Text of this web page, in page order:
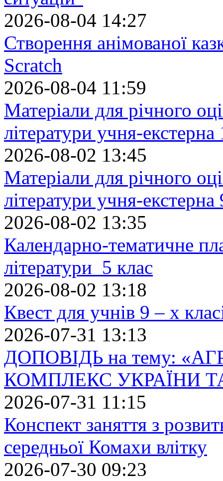
2026-08-04 14:27
Створення анімованої
Scratch
2026-08-04 11:59
Матеріали для річного
літератури учня-екстерна
2026-08-02 13:45
Матеріали для річного
літератури учня-екстерна
2026-08-02 13:35
Календарно-тематичне
літератури 5 клас
2026-08-02 13:18
Квест для учнів 9 – х
2026-07-31 13:13
ДОПОВІДЬ на тему:
КОМПЛЕКС УКРАЇНИ
2026-07-31 11:15
Конспект заняття з
середньої Комахи влітку
2026-07-30 09:23